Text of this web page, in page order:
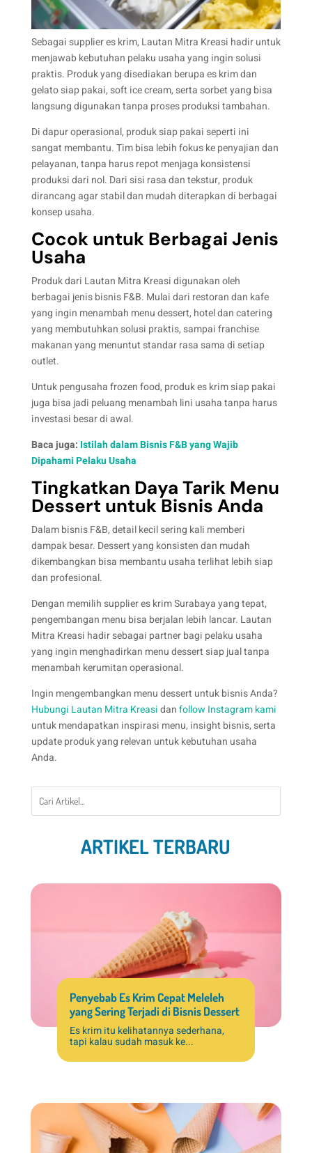
Sebagai supplier es krim, Lautan Mitra Kreasi hadir untuk
menjawab kebutuhan pelaku usaha yang ingin solusi
praktis. Produk yang disediakan berupa es krim dan
gelato siap pakai, soft ice cream, serta sorbet yang bisa
langsung digunakan tanpa proses produksi tambahan.
Di dapur operasional, produk siap pakai seperti ini
sangat membantu. Tim bisa lebih fokus ke penyajian dan
pelayanan, tanpa harus repot menjaga konsistensi
produksi dari nol. Dari sisi rasa dan tekstur, produk
dirancang agar stabil dan mudah diterapkan di berbagai
konsep usaha.
Cocok untuk Berbagai Jenis
Usaha
Produk dari Lautan Mitra Kreasi digunakan oleh
berbagai jenis bisnis F&B. Mulai dari restoran dan kafe
yang ingin menambah menu dessert, hotel dan catering
yang membutuhkan solusi praktis, sampai franchise
makanan yang menuntut standar rasa sama di setiap
outlet.
Untuk pengusaha frozen food, produk es krim siap pakai
juga bisa jadi peluang menambah lini usaha tanpa harus
investasi besar di awal.
Baca juga: Istilah dalam Bisnis F&B yang Wajib
Dipahami Pelaku Usaha
Tingkatkan Daya Tarik Menu
Dessert untuk Bisnis Anda
Dalam bisnis F&B, detail kecil sering kali memberi
dampak besar. Dessert yang konsisten dan mudah
dikembangkan bisa membantu usaha terlihat lebih siap
dan profesional.
Dengan memilih supplier es krim Surabaya yang tepat,
pengembangan menu bisa berjalan lebih lancar. Lautan
Mitra Kreasi hadir sebagai partner bagi pelaku usaha
yang ingin menghadirkan menu dessert siap jual tanpa
menambah kerumitan operasional.
Ingin mengembangkan menu dessert untuk bisnis Anda?
Hubungi Lautan Mitra Kreasidanfollow Instagram kami
untuk mendapatkan inspirasi menu, insight bisnis, serta
update produk yang relevan untuk kebutuhan usaha
Anda.
ARTIKEL TERBARU
Penyebab Es Krim Cepat Meleleh
yang Sering Terjadi di Bisnis Dessert
Es krim itu kelihatannya sederhana,
tapi kalau sudah masuk ke...